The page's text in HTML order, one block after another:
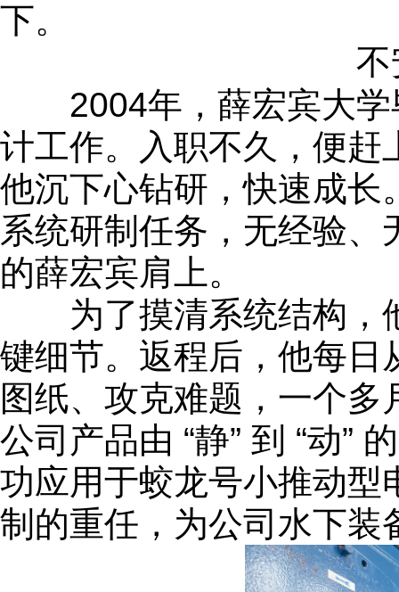
下。
不
2004年，薛宏宾大学
计工作。入职不久，便赶
他沉下心钻研，快速成长
系统研制任务，无经验
的薛宏宾肩上。
为了摸清系统结构，
键细节。返程后，他每日
图纸、攻克难题，一个
公司产品由 “静” 到 “动”
功应用于蛟龙号小推动型
制的重任，为公司水下装